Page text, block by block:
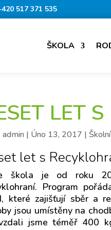
517 371 535
ŠKOLA
LET
admin | Úno 13, 2017 |
let s
škola je od roku
Program
které zajišťují sběr a
jsou umístěny na
jsme téměř 400